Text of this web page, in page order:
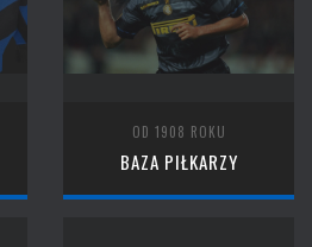
OD 1908 ROKU
BAZA PIŁKARZY